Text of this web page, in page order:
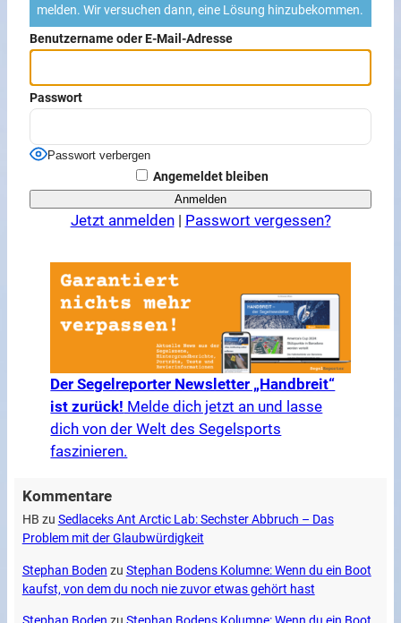
melden. Wir versuchen dann, eine Lösung hinzubekommen.
Benutzername oder E-Mail-Adresse
Passwort
Passwort verbergen
Angemeldet bleiben
Jetzt anmelden| Passwort vergessen?
Der Segelreporter Newsletter „Handbreit“
ist zurück! Melde dich jetzt an und lasse
dich von der Welt des Segelsports
faszinieren.
Kommentare
HB zu Sedlaceks Ant Arctic Lab: Sechster Abbruch – Das
Problem mit der Glaubwürdigkeit
Stephan Boden zu Stephan Bodens Kolumne: Wenn du ein Boot
kaufst, von dem du noch nie zuvor etwas gehört hast